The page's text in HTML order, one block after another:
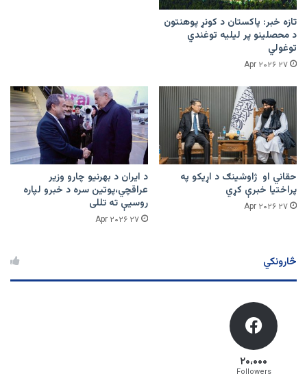
تازه خبر: پاکستان د کونړ پوهنتون
د محصلینو پر لیلیه توغندي
توغولي
۲۷ Apr ۲۰۲۶
حقاني او ژاوشینګ د اړیکو په
پراختیا خبرې کړي
۲۷ Apr ۲۰۲۶
د ایران د بهرنیو چارو وزیر
عراقچي،پوتین سره د خبرو لپاره
روسیې ته تللی
۲۷ Apr ۲۰۲۶
څارونکي
۲۰،۰۰۰
Followers